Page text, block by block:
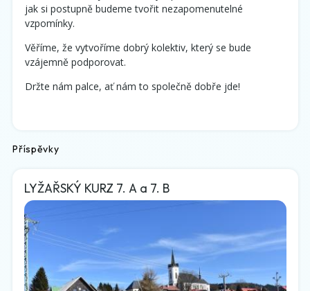
jak si postupně budeme tvořit nezapomenutelné
vzpomínky.
Věříme, že vytvoříme dobrý kolektiv, který se bude
vzájemně podporovat.
Držte nám palce, ať nám to společně dobře jde!
Příspěvky
LYŽAŘSKÝ KURZ 7. A a 7. B